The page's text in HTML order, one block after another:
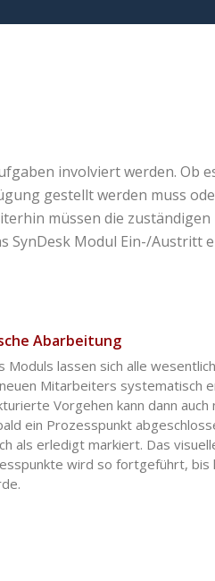
involviert werden. Ob
gestellt werden muss
müssen die
SynDesk Modul Ein-/Austritt
Abarbeitung
Moduls lassen sich alle
Mitarbeiters systematisch
Vorgehen kann dann auch
ein Prozesspunkt
als erledigt markiert. Das
wird so fortgeführt, bis